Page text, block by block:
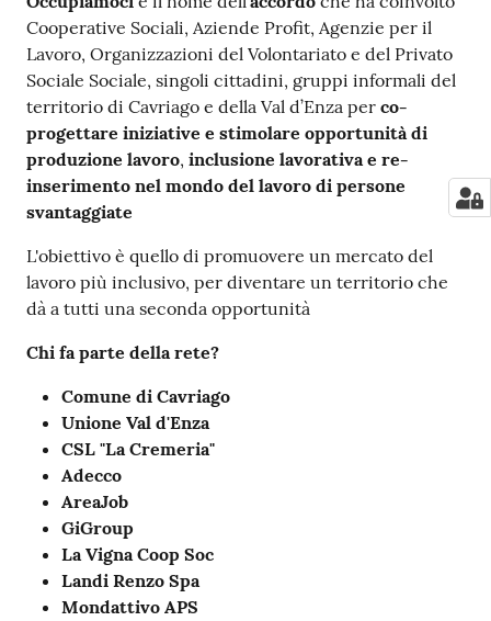
Cooperative Sociali, Aziende Profit, Agenzie per il
Lavoro, Organizzazioni del Volontariato e del Privato
Sociale Sociale, singoli cittadini, gruppi informali del
territorio di Cavriago e della Val d’Enza per co-
progettare iniziative e stimolare opportunità di
produzione lavoro, inclusione lavorativa e re-
inserimento nel mondo del lavoro di persone
svantaggiate
L'obiettivo è quello di promuovere un mercato del
lavoro più inclusivo, per diventare un territorio che
dà a tutti una seconda opportunità
Chi fa parte della rete?
Comune di Cavriago
Unione Val d'Enza
CSL "La Cremeria"
Adecco
AreaJob
GiGroup
La Vigna Coop Soc
Landi Renzo Spa
Mondattivo APS